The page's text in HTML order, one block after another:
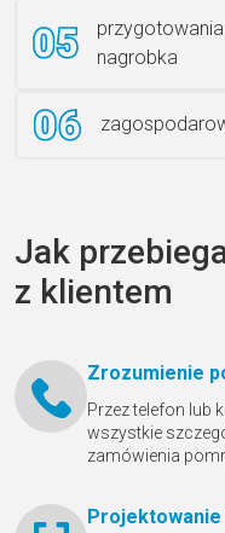
nagrobka
Jak
z klientem
Zrozumienie
Przez telefon lub
wszystkie
zamówienia